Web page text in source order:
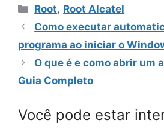
Categorias
Root, Root Alcatel
Como executar
programa ao iniciar o
O que é e como abrir um
Guia Completo
Você pode estar